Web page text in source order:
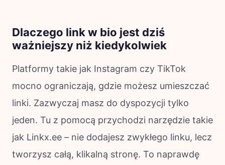
Dlaczego link w bio jest dziś
ważniejszy niż kiedykolwiek
Platformy takie jak Instagram czy TikTok
mocno ograniczają, gdzie możesz umieszczać
linki. Zazwyczaj masz do dyspozycji tylko
jeden. Tu z pomocą przychodzi narzędzie takie
jak Linkx.ee – nie dodajesz zwykłego linku, lecz
tworzysz całą, klikalną stronę. To naprawdę